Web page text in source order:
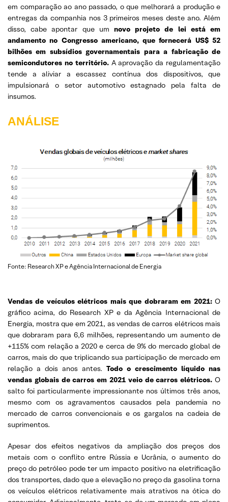
em comparação ao ano passado, o que melhorará a produção e
entregas da companhia nos 3 primeiros meses deste ano. Além
disso, cabe apontar que um novo projeto de lei está em
andamento no Congresso americano, que fornecerá US$ 52
bilhões em subsídios governamentais para a fabricação de
semicondutores no território.A aprovação da regulamentação
tende a aliviar a escassez contínua dos dispositivos, que
impulsionará o setor automotivo estagnado pela falta de
insumos.
ANÁLISE
Fonte: Research XP e Agência Internacional de Energia
Vendas de veículos elétricos mais que dobraram em 2021:O
gráfico acima, do Research XP e da Agência Internacional de
Energia, mostra que em 2021, as vendas de carros elétricos mais
que dobraram para 6,6 milhões, representando um aumento de
+115% com relação a 2020 e cerca de 9% do mercado global de
carros, mais do que triplicando sua participação de mercado em
relação a dois anos antes. Todo o crescimento líquido nas
vendas globais de carros em 2021 veio de carros elétricos. O
salto foi particularmente impressionante nos últimos três anos,
mesmo com os agravamentos causados pela pandemia no
mercado de carros convencionais e os gargalos na cadeia de
suprimentos.
Apesar dos efeitos negativos da ampliação dos preços dos
metais com o conflito entre Rússia e Ucrânia, o aumento do
preço do petróleo pode ter um impacto positivo na eletrificação
dos transportes, dado que a elevação no preço da gasolina torna
os veículos elétricos relativamente mais atrativos na ótica do